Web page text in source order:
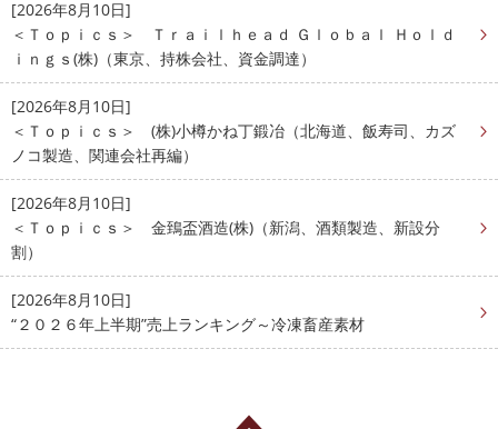
[2026年8月10日]
＜Ｔｏｐｉｃｓ＞ Ｔｒａｉｌｈｅａｄ Ｇｌｏｂａｌ Ｈｏｌｄ
ｉｎｇｓ(株)（東京、持株会社、資金調達）
[2026年8月10日]
＜Ｔｏｐｉｃｓ＞ (株)小樽かね丁鍛冶（北海道、飯寿司、カズ
ノコ製造、関連会社再編）
[2026年8月10日]
＜Ｔｏｐｉｃｓ＞ 金鵄盃酒造(株)（新潟、酒類製造、新設分
割）
[2026年8月10日]
“２０２６年上半期”売上ランキング～冷凍畜産素材